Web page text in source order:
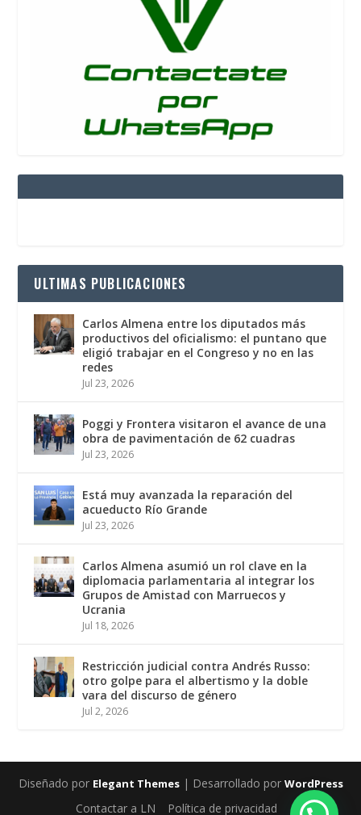
ULTIMAS PUBLICACIONES
Carlos Almena entre los diputados más
productivos del oficialismo: el puntano que
eligió trabajar en el Congreso y no en las
redes
Jul 23, 2026
Poggi y Frontera visitaron el avance de una
obra de pavimentación de 62 cuadras
Jul 23, 2026
Está muy avanzada la reparación del
acueducto Río Grande
Jul 23, 2026
Carlos Almena asumió un rol clave en la
diplomacia parlamentaria al integrar los
Grupos de Amistad con Marruecos y
Ucrania
Jul 18, 2026
Restricción judicial contra Andrés Russo:
otro golpe para el albertismo y la doble
vara del discurso de género
Jul 2, 2026
Diseñado por Elegant Themes| Desarrollado por WordPress
Contactar a LN Política de privacidad